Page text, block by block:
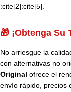
:cite[2]:cite[5].
🎁 ¡Obtenga Su
No arriesgue la
con alternativas no
Original ofrece el
envío rápido, precios